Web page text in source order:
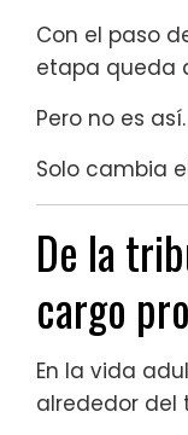
Con el paso
etapa queda
Pero no es así.
Solo cambia
De la
cargo
En la vida
alrededor del